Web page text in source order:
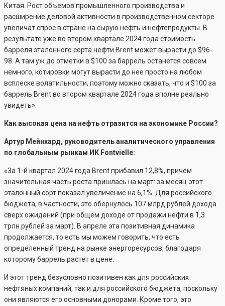
Китая. Рост объемов промышленного производства и
расширение деловой активности в производственном секторе
увеличат спрос в стране на сырую нефть и нефтепродукты. В
результате уже во втором квартале 2024 года стоимость
барреля эталонного сорта нефти Brent может вырасти до $96-
98. А там уж до отметки в $100 за баррель останется совсем
немного, котировки могут вырасти до нее просто на любом
всплеске волатильности, поэтому можно сказать, что и $100 за
баррель Brent во втором квартале 2024 года вполне реально
увидеть».
Как высокая цена на нефть отразится на экономике России?
Артур Мейнхард, руководитель аналитического управления
по глобальным рынкам ИК Fontvielle:
«За 1-й квартал 2024 года Brent прибавил 12,8%, причем
значительная часть роста пришлась на март: за месяц этот
эталонный сорт показал увеличение на 6,1%. Для российского
бюджета, в частности, это обернулось 107 млрд рублей дохода
сверх ожиданий (при общем доходе от продажи нефти в 1,3
трлн рублей за март). В апреле эта позитивная динамика
продолжается, то есть мы можем говорить, что есть
определенный тренд на рынке энергоресурсов, благодаря
которому баррель растет в цене.
И этот тренд безусловно позитивен как для российских
нефтяных компаний, так и для российского бюджета, поскольку
они являются его основными донорами. Кроме того, это